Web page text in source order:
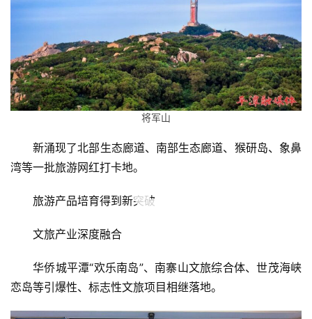
将军山
新涌现了北部生态廊道、南部生态廊道、猴研岛、象鼻
湾等一批旅游网红打卡地。
旅游产品培育得到新突破
文旅产业深度融合
华侨城平潭“欢乐南岛”、南寨山文旅综合体、世茂海峡
恋岛等引爆性、标志性文旅项目相继落地。